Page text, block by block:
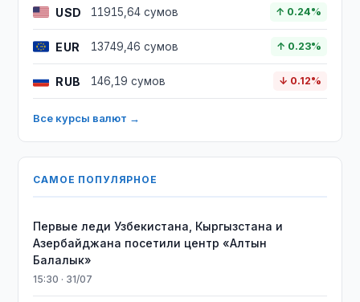
USD 11915,64 сумов ↑ 0.24%
EUR 13749,46 сумов ↑ 0.23%
RUB 146,19 сумов ↓ 0.12%
Все курсы валют →
САМОЕ ПОПУЛЯРНОЕ
Первые леди Узбекистана, Кыргызстана и
Азербайджана посетили центр «Алтын
Балалык»
15:30 · 31/07